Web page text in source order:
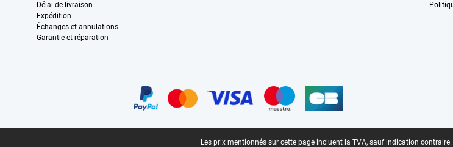
Délai de livraison
Expédition
Échanges et annulations
Garantie et réparation
Les prix mentionnés sur cette page incluent la TVA, sauf indication contraire.